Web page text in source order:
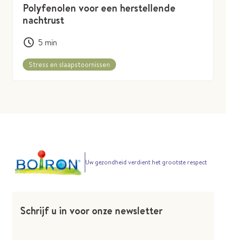
Polyfenolen voor een herstellende
nachtrust
5 min
Stress en slaapstoornissen
Uw gezondheid verdient het grootste respect
Schrijf u in voor onze newsletter